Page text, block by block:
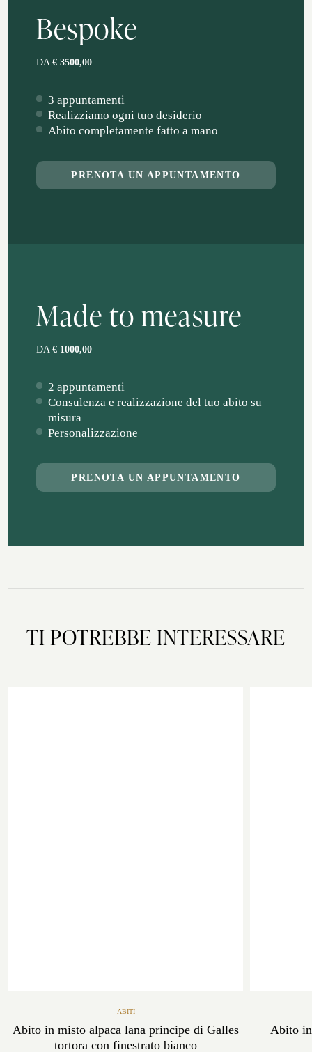
Bespoke
DA € 3500,00
3 appuntamenti
Realizziamo ogni tuo desiderio
Abito completamente fatto a mano
PRENOTA UN APPUNTAMENTO
Made to measure
DA € 1000,00
2 appuntamenti
Consulenza e realizzazione del tuo abito su
misura
Personalizzazione
PRENOTA UN APPUNTAMENTO
TI POTREBBE INTERESSARE
ABITI
Abito in misto alpaca lana principe di Galles
tortora con finestrato bianco
Abito in